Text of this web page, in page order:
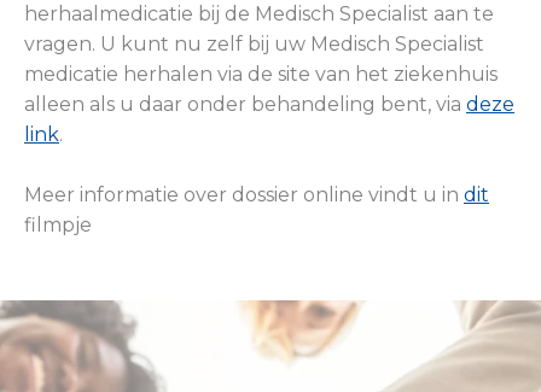
herhaalmedicatie bij de Medisch Specialist aan te
vragen. U kunt nu zelf bij uw Medisch Specialist
medicatie herhalen via de site van het ziekenhuis
alleen als u daar onder behandeling bent, via deze
link.
Meer informatie over dossier online vindt u in dit
filmpje